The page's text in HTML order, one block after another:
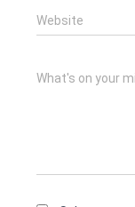
Website
What's on your